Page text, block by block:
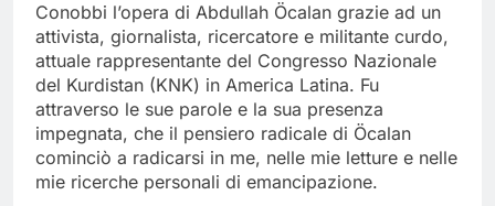
Conobbi l’opera di Abdullah Öcalan grazie ad un
attivista, giornalista, ricercatore e militante curdo,
attuale rappresentante del Congresso Nazionale
del Kurdistan (KNK) in America Latina. Fu
attraverso le sue parole e la sua presenza
impegnata, che il pensiero radicale di Öcalan
cominciò a radicarsi in me, nelle mie letture e nelle
mie ricerche personali di emancipazione.